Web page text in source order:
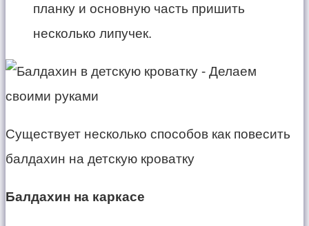
планку и основную часть пришить
несколько липучек.
Существует несколько способов как повесить
балдахин на детскую кроватку
Балдахин на каркасе